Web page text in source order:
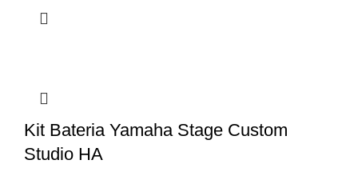
Kit Bateria Yamaha Stage Custom
Studio HA